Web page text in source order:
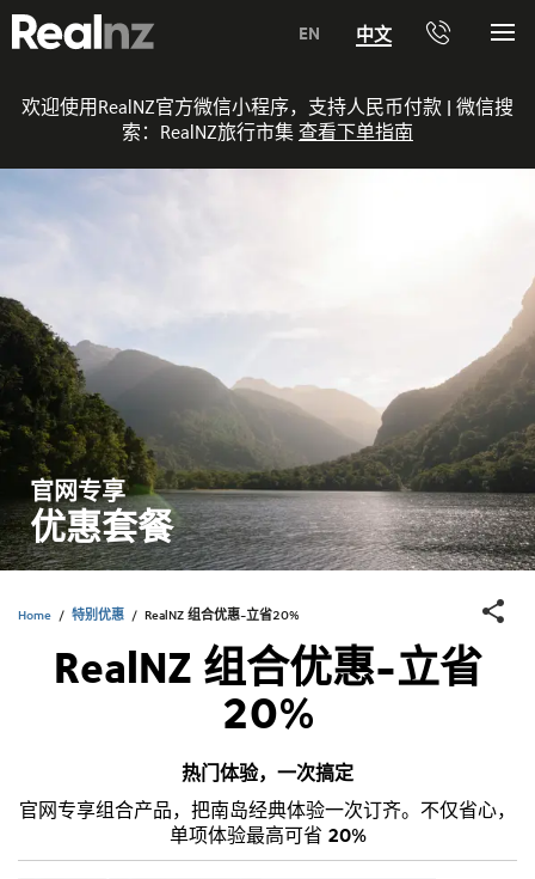
RealNZ EN 中文
电
0800 656501 新西兰境内免费电话
Trade +64 3 4427509
i-Site +64 3 2190056
欢迎使用RealNZ官方微信小程序，支持人民币付款 | 微信搜
索： RealNZ旅行市集 查看下单指南
官网专享
优惠套餐
Home / 特别优惠 / RealNZ 组合优惠-立省20%
RealNZ 组合优惠-立省
20%
热门体验，一次搞定
官网专享组合产品，把南岛经典体验一次订齐。不仅省心，
单项体验最高可省 20%